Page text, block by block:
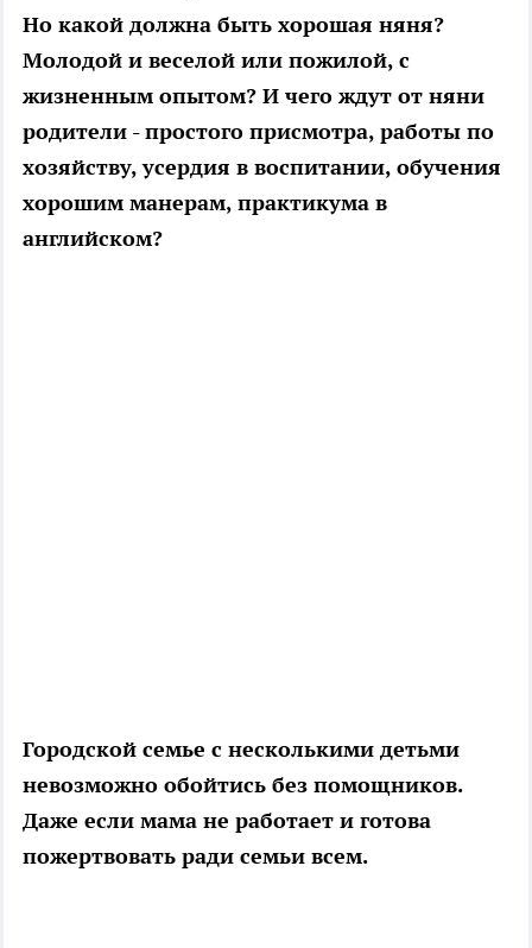
Но какой должна быть хорошая няня?
Молодой и веселой или пожилой, с
жизненным опытом? И чего ждут от няни
родители - простого присмотра, работы по
хозяйству, усердия в воспитании, обучения
хорошим манерам, практикума в
английском?
Городской семье с несколькими детьми
невозможно обойтись без помощников.
Даже если мама не работает и готова
пожертвовать ради семьи всем.